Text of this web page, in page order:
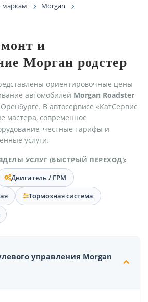
маркам
Morgan
и
Морган родстер
ориентировочные цены
автомобилей Morgan Roadster
В автосервисе «КатСервис
мастера, современное
честные тарифы и
услуги.
УСЛУГ (БЫСТРЫЙ ПЕРЕХОД):
Двигатель / ГРМ
Тормозная система
управления Morgan